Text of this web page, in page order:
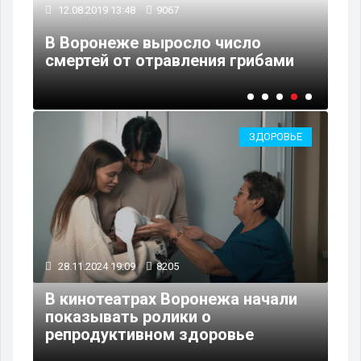
22.08.2018 13:27 8116
Воронеж получит новый детский
корпус тубдиспансера
ЗДОРОВЬЕ
28.11.2024 19:09 8205
В кинотеатрах Воронежа начали
показывать ролики о
репродуктивном здоровье